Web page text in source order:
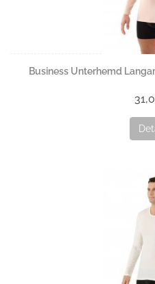
Business Unterhemd